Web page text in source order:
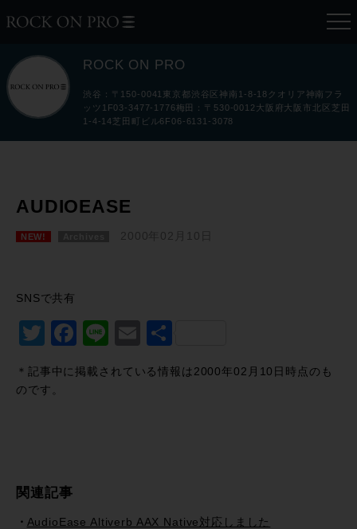
ROCK ON PRO
渋谷：〒150-0041東京都渋谷区神南1-8-18クオリア神南フラ
ッツ1F03-3477-1776梅田：〒530-0012大阪府大阪市北区芝田
1-4-14芝田町ビル6F06-6131-3078
AUDIOEASE
NEW! 2000年02月10日
SNSで共有
Twitter
Facebook
LineEmail
＊記事中に掲載されている情報は2000年02月10日時点のも
のです。
関連記事
AudioEase Altiverb AAX Native対応しました